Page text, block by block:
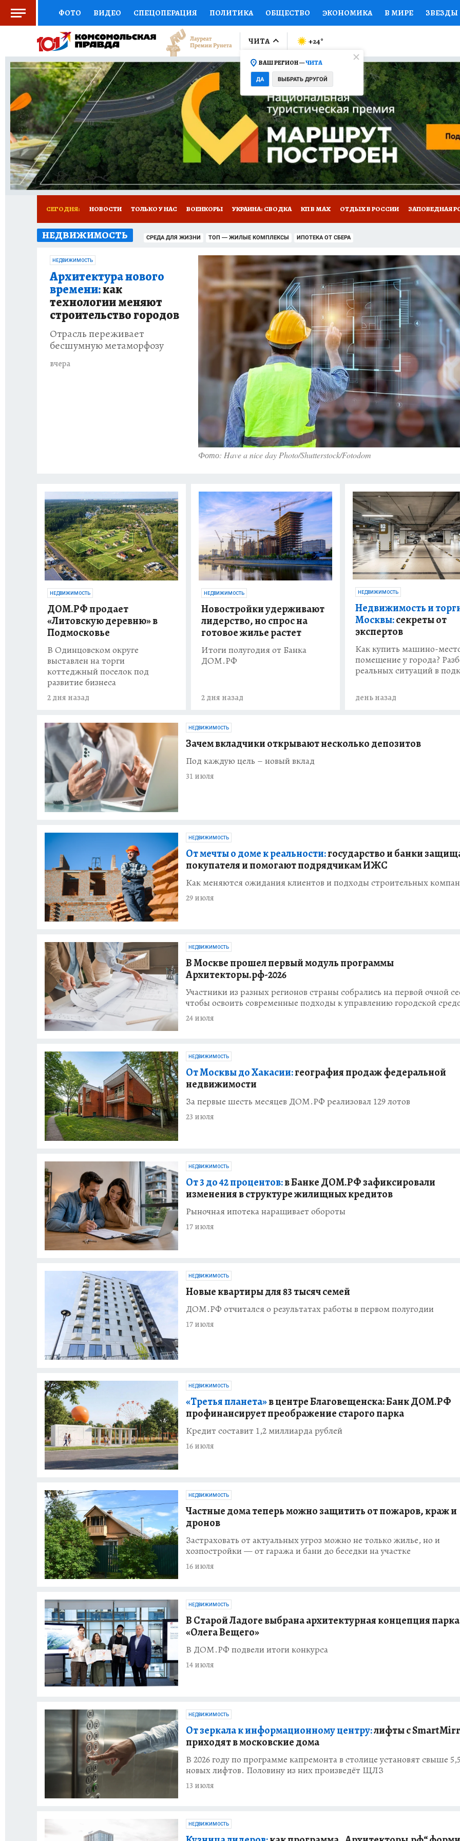
ФОТО ВИДЕО СПЕЦОПЕРАЦИЯ ПОЛИТИКА ОБЩЕСТВО ЭКОНОМИКА В МИРЕ ЗВЕЗДЫ
СОЦПОДДЕРЖКА НАУКА СПОРТ КОЛУМНИСТЫ ПРОИСШЕСТВИЯ НАЦИОНАЛЬНЫЕ
ВЫБОР ЭКСПЕРТОВ ДОКТОР ФИНАНСЫ ОТКРЫВАЕМ МИР СЕМЬЯ ЖЕНСКИЕ
КНИЖНАЯ ПОЛКА ПРОГНОЗЫ НА СПОРТ ПРОМОКОДЫ СЕРИАЛЫ СПЕЦПРОЕКТЫ
ПРЕСС-ЦЕНТР НЕДВИЖИМОСТЬ ТЕЛЕВИЗОР КОЛЛЕКЦИИ КОНКУРСЫ РАБОТА У НАС
РАДИО КП РЕКЛАМА ТЕСТЫ НОВОЕ НА САЙТЕ
ЧИТА
ВАШ РЕГИОН —ЧИТА
ДА ВЫБРАТЬ ДРУГОЙ
+24°
СЕГОДНЯ: НОВОСТИ ТОЛЬКО У НАС ВОЕНКОРЫ УКРАИНА: СВОДКА КП В МАХ ОТДЫХ В РОССИИ ЗАПОВЕДНАЯ
ИСПЫТАНО НА СЕБЕ
НЕДВИЖИМОСТЬ СРЕДА ДЛЯ ЖИЗНИ ТОП — ЖИЛЫЕ КОМПЛЕКСЫ ИПОТЕКА ОТ СБЕРА
Фото: Have a nice day Photo/Shutterstock/Fotodom
НЕДВИЖИМОСТЬ
Архитектура нового
времени:как
технологии меняют
строительство городов
Отрасль переживает
бесшумную метаморфозу
вчера
НЕДВИЖИМОСТЬ
ДОМ.РФ продает
«Литовскую деревню» в
Подмосковье
В Одинцовском округе
выставлен на торги
коттеджный поселок под
развитие бизнеса
2 дня назад
НЕДВИЖИМОСТЬ
Новостройки удерживают
лидерство, но спрос на
готовое жилье растет
Итоги полугодия от Банка
ДОМ.РФ
2 дня назад
НЕДВИЖИМОСТЬ
Недвижимость и
Москвы:секреты от
экспертов
Как купить машино-
помещение у города?
реальных ситуаций в
день назад
НЕДВИЖИМОСТЬ
Зачем вкладчики открывают несколько депозитов
Под каждую цель – новый вклад
31 июля
НЕДВИЖИМОСТЬ
От мечты о доме к реальности:государство и банки
покупателя и помогают подрядчикам ИЖС
Как меняются ожидания клиентов и подходы строительных
29 июля
НЕДВИЖИМОСТЬ
В Москве прошел первый модуль программы
Архитекторы.рф-2026
Участники из разных регионов страны собрались на первой очной
чтобы освоить современные подходы к управлению городской
24 июля
НЕДВИЖИМОСТЬ
От Москвы до Хакасии:география продаж федеральной
недвижимости
За первые шесть месяцев ДОМ.РФ реализовал 129 лотов
23 июля
НЕДВИЖИМОСТЬ
От 3 до 42 процентов:в Банке ДОМ.РФ зафиксировали
изменения в структуре жилищных кредитов
Рыночная ипотека наращивает обороты
17 июля
НЕДВИЖИМОСТЬ
Новые квартиры для 83 тысяч семей
ДОМ.РФ отчитался о результатах работы в первом полугодии
17 июля
НЕДВИЖИМОСТЬ
«Третья планета»в центре Благовещенска: Банк ДОМ.РФ
профинансирует преображение старого парка
Кредит составит 1,2 миллиарда рублей
16 июля
НЕДВИЖИМОСТЬ
Частные дома теперь можно защитить от пожаров, краж и
дронов
Застраховать от актуальных угроз можно не только жилье, но и
хозпостройки — от гаража и бани до беседки на участке
16 июля
НЕДВИЖИМОСТЬ
В Старой Ладоге выбрана архитектурная концепция парка
«Олега Вещего»
В ДОМ.РФ подвели итоги конкурса
14 июля
НЕДВИЖИМОСТЬ
От зеркала к информационному центру:лифты с
приходят в московские дома
В 2026 году по программе капремонта в столице установят свыше
новых лифтов. Половину из них произведёт ЩЛЗ
13 июля
НЕДВИЖИМОСТЬ